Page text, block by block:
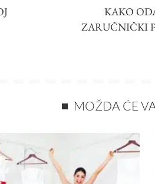
KAKO
ZARUČNIČKI
MOŽDA ĆE